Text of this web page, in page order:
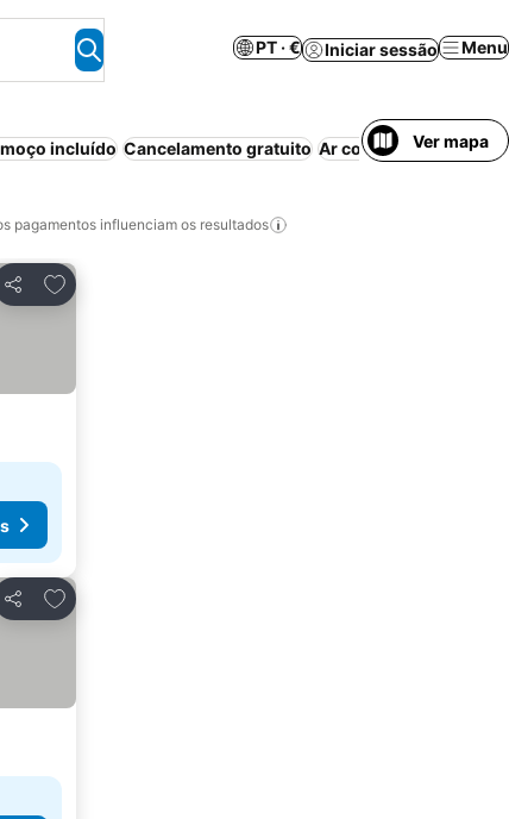
PT · € Iniciar sessão Menu
incluído Cancelamento gratuito Ar condicionado
Ver mapa
pagamentos influenciam os resultados
Partilhar
Adicionar aos favoritos
Partilhar
Adicionar aos favoritos